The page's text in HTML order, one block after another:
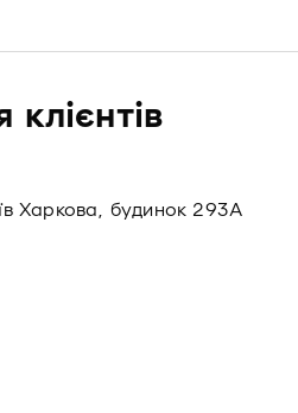
клієнтів
Харкова, будинок 293А